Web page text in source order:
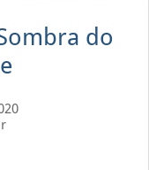
do